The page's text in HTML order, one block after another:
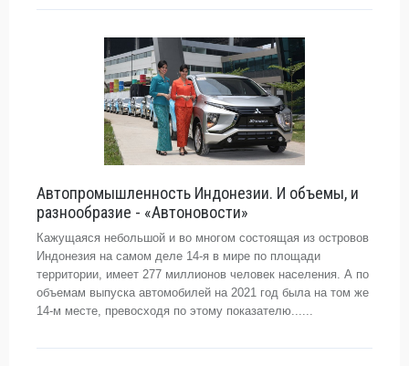
Автопромышленность Индонезии. И объемы, и
разнообразие - «Автоновости»
Кажущаяся небольшой и во многом состоящая из островов
Индонезия на самом деле 14-я в мире по площади
территории, имеет 277 миллионов человек населения. А по
объемам выпуска автомобилей на 2021 год была на том же
14-м месте, превосходя по этому показателю......